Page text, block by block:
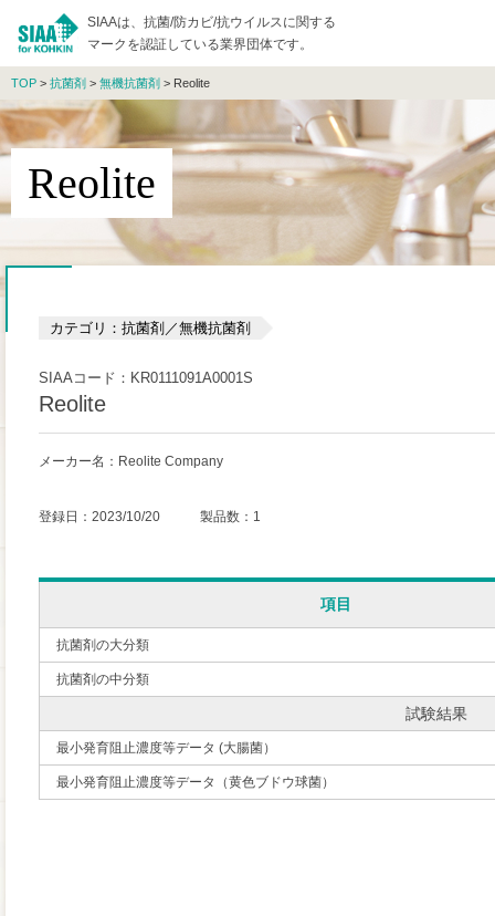
SIAAは、抗菌/防カビ/抗ウイルスに関する
マークを認証している業界団体です。
TOP > 抗菌剤 > 無機抗菌剤 > Reolite
Reolite
カテゴリ：抗菌剤／無機抗菌剤
SIAAコード：KR0111091A0001S
Reolite
メーカー名：Reolite Company
登録日：2023/10/20 製品数：1
項目
抗菌剤の大分類
抗菌剤の中分類
試験結果
最小発育阻止濃度等データ (大腸菌）
最小発育阻止濃度等データ（黄色ブドウ球菌）